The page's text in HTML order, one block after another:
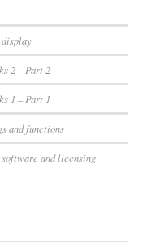
2 – Part 2
1 – Part 1
and functions
and licensing